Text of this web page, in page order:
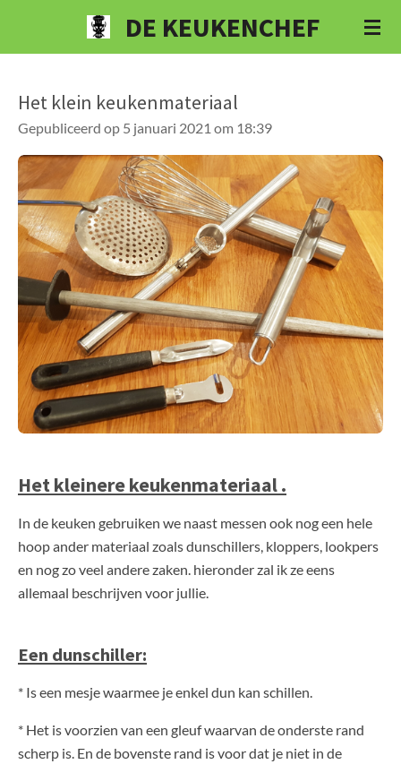
hoofdinhoud
DE KEUKENCHEF
Het klein keukenmateriaal
Gepubliceerd op 5 januari 2021 om 18:39
Het kleinere keukenmateriaal .
In de keuken gebruiken we naast messen ook nog een hele
hoop ander materiaal zoals dunschillers, kloppers, lookpers
en nog zo veel andere zaken. hieronder zal ik ze eens
allemaal beschrijven voor jullie.
Een dunschiller:
* Is een mesje waarmee je enkel dun kan schillen.
* Het is voorzien van een gleuf waarvan de onderste rand
scherp is. En de bovenste rand is voor dat je niet in de